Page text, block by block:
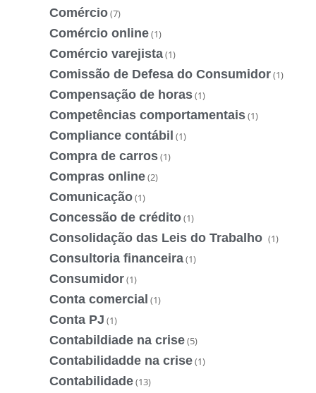
Comércio(7)
Comércio online(1)
Comércio varejista(1)
Comissão de Defesa do Consumidor(1)
Compensação de horas(1)
Competências comportamentais(1)
Compliance contábil (1)
Compra de carros(1)
Compras online(2)
Comunicação(1)
Concessão de crédito(1)
Consolidação das Leis do Trabalho (1)
Consultoria financeira(1)
Consumidor(1)
Conta comercial (1)
Conta PJ (1)
Contabildiade na crise(5)
Contabilidadde na crise(1)
Contabilidade(13)